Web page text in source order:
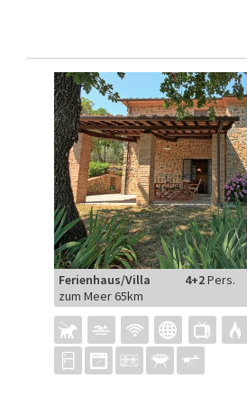
Ferienhaus/Villa 4+2Pers.
zum Meer 65km